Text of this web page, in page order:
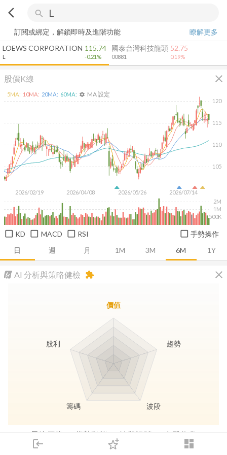
arrow_back_ios search
login dashboard
下單
訂閱或綁定，解鎖即時及進階功能
瞭解更多
LOEWS CORPORATION
L
115.74
-0.21%
國泰台灣科技龍頭
00881
52.75
0.19%
股價K線 close
日 週 月 1M 3M 6M 1Y
2026/02/19 2026/04/08 2026/05/26 2026/07/14
105
110
115
120
500K
1M
2M
5MA: 10MA: 20MA: 60MA: settings MA 設定
KD MACD RSI 手勢操作
AI 分析與策略健檢 close
extension
長線價值 趨勢動能 波段訊號 存股收息
價值
趨勢
波段
籌碼
股利